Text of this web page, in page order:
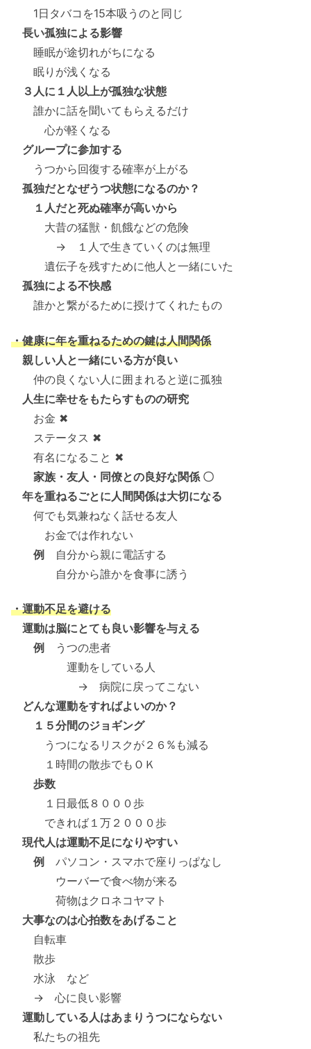
1日タバコを15本吸うのと同じ
長い孤独による影響
睡眠が途切れがちになる
眠りが浅くなる
３人に１人以上が孤独な状態
誰かに話を聞いてもらえるだけ
心が軽くなる
グループに参加する
うつから回復する確率が上がる
孤独だとなぜうつ状態になるのか？
１人だと死ぬ確率が高いから
大昔の猛獣・飢餓などの危険
→ １人で生きていくのは無理
遺伝子を残すために他人と一緒にいた
孤独による不快感
誰かと繋がるために授けてくれたもの
・健康に年を重ねるための鍵は人間関係
親しい人と一緒にいる方が良い
仲の良くない人に囲まれると逆に孤独
人生に幸せをもたらすものの研究
お金 ✖
ステータス ✖
有名になること ✖
家族・友人・同僚との良好な関係 〇
年を重ねるごとに人間関係は大切になる
何でも気兼ねなく話せる友人
お金では作れない
例 自分から親に電話する
自分から誰かを食事に誘う
・運動不足を避ける
運動は脳にとても良い影響を与える
例
うつの患者
運動をしている人
→ 病院に戻ってこない
どんな運動をすればよいのか？
１５分間のジョギング
うつになるリスクが２６%も減る
１時間の散歩でもＯＫ
歩数
１日最低８０００歩
できれば１万２０００歩
現代人は運動不足になりやすい
例
パソコン・スマホで座りっぱなし
ウーバーで食べ物が来る
荷物はクロネコヤマト
大事なのは心拍数をあげること
自転車
散歩
水泳 など
→ 心に良い影響
運動している人はあまりうつにならない
私たちの祖先